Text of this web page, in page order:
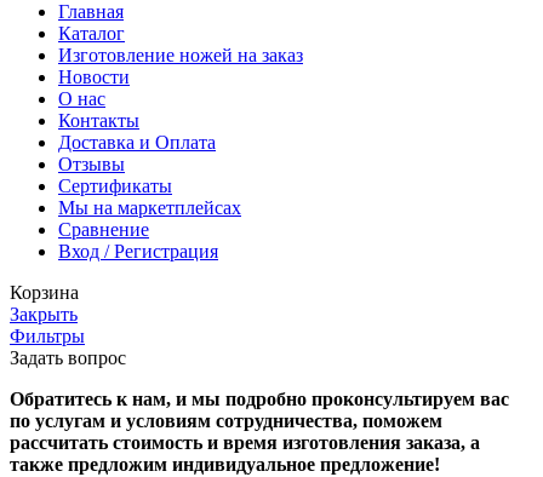
Главная
Каталог
Изготовление ножей на заказ
Новости
О нас
Контакты
Доставка и Оплата
Отзывы
Сертификаты
Мы на маркетплейсах
Сравнение
Вход / Регистрация
Корзина
Закрыть
Фильтры
Задать вопрос
Обратитесь к нам, и мы подробно проконсультируем вас
по услугам и условиям сотрудничества, поможем
рассчитать стоимость и время изготовления заказа, а
также предложим индивидуальное предложение!